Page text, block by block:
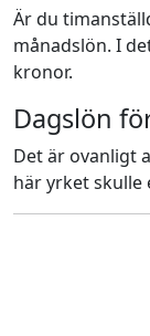
Är du
månadslön. I
kronor.
Dagslön
Det är ovanligt
här yrket skulle